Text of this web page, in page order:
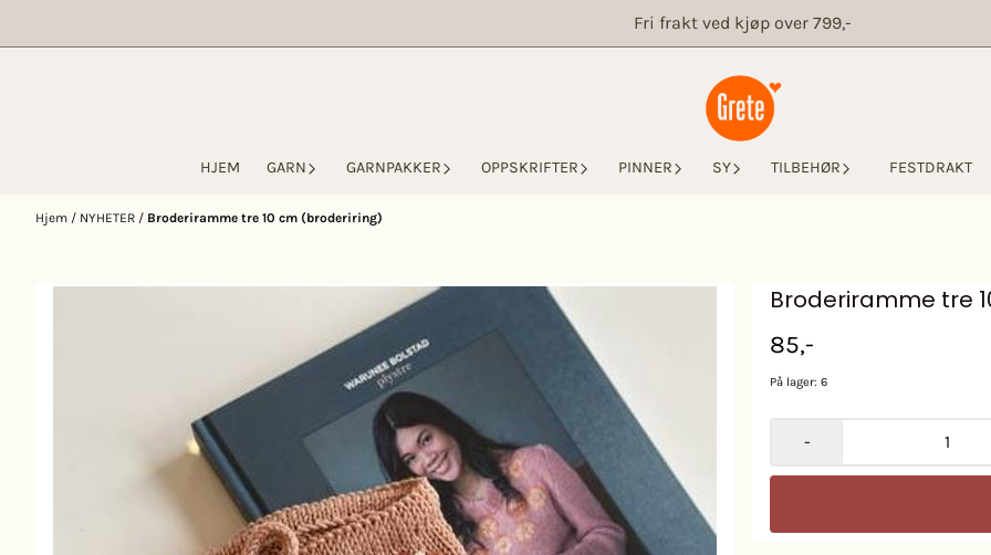
Fri frakt ved kjøp over 799,-
HJEM GARN GARNPAKKER OPPSKRIFTER PINNER SY TILBEHØR FESTDRAKT
Hjem / NYHETER / Broderiramme tre 10 cm (broderiring)
Broderiramme tre
85,-
På lager: 6
-